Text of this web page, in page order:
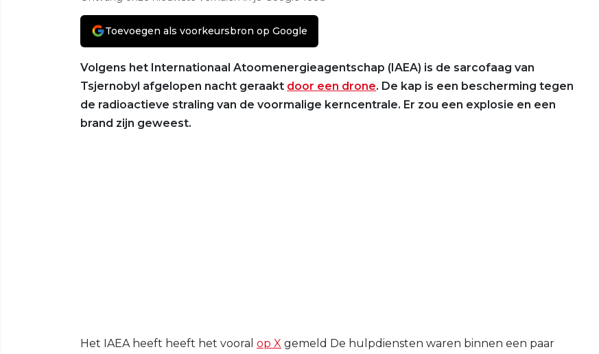
Toevoegen als voorkeursbron op Google
Volgens het Internationaal Atoomenergieagentschap (IAEA) is de sarcofaag van
Tsjernobyl afgelopen nacht geraakt door een drone. De kap is een bescherming tegen
de radioactieve straling van de voormalige kerncentrale. Er zou een explosie en een
brand zijn geweest.
Het IAEA heeft heeft het vooral op X gemeld De hulpdiensten waren binnen een paar